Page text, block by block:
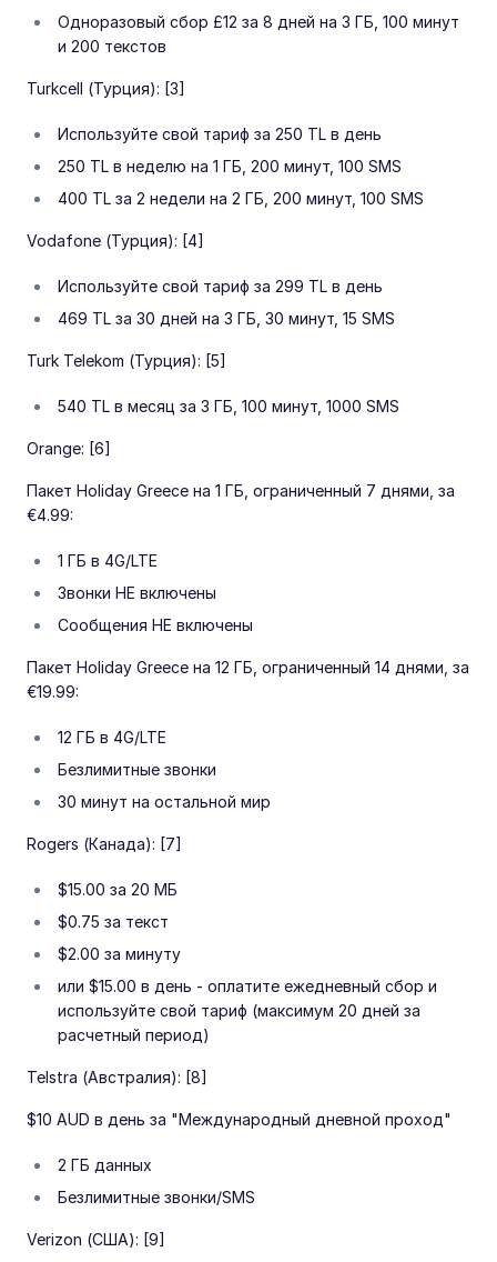
Одноразовый сбор £12 за 8 дней на 3 ГБ, 100 минут
и 200 текстов
Turkcell (Турция): [3]
Используйте свой тариф за 250 TL в день
250 TL в неделю на 1 ГБ, 200 минут, 100 SMS
400 TL за 2 недели на 2 ГБ, 200 минут, 100 SMS
Vodafone (Турция): [4]
Используйте свой тариф за 299 TL в день
469 TL за 30 дней на 3 ГБ, 30 минут, 15 SMS
Turk Telekom (Турция): [5]
540 TL в месяц за 3 ГБ, 100 минут, 1000 SMS
Orange: [6]
Пакет Holiday Greece на 1 ГБ, ограниченный 7 днями, за
€4.99:
1 ГБ в 4G/LTE
Звонки НЕ включены
Сообщения НЕ включены
Пакет Holiday Greece на 12 ГБ, ограниченный 14 днями, за
€19.99:
12 ГБ в 4G/LTE
Безлимитные звонки
30 минут на остальной мир
Rogers (Канада): [7]
$15.00 за 20 МБ
$0.75 за текст
$2.00 за минуту
или $15.00 в день - оплатите ежедневный сбор и
используйте свой тариф (максимум 20 дней за
расчетный период)
Telstra (Австралия): [8]
$10 AUD в день за "Международный дневной проход"
2 ГБ данных
Безлимитные звонки/SMS
Verizon (США): [9]